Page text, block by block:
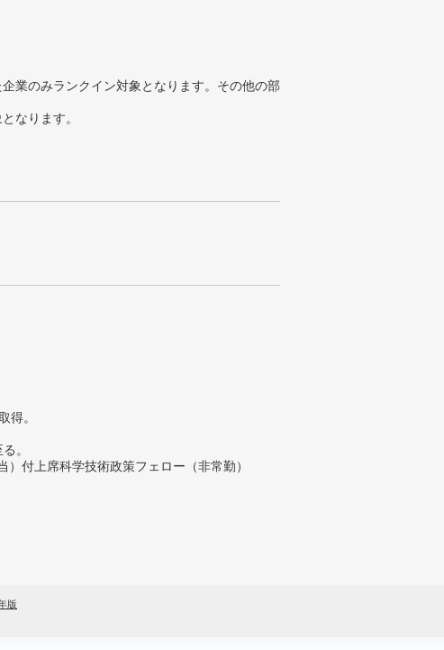
業のみランクイン対象となります。その他の部
なります。
得。
。
付上席科学技術政策フェロー（非常勤）
版